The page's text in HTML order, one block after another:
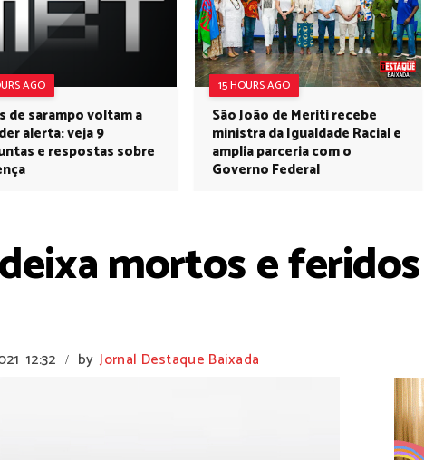
AGO
de sarampo voltam a
alerta: veja 9
e respostas sobre
15 HOURS AGO
São João de Meriti recebe
ministra da Igualdade Racial e
amplia parceria com o
Governo Federal
mortos e
12:32 / by Jornal Destaque Baixada